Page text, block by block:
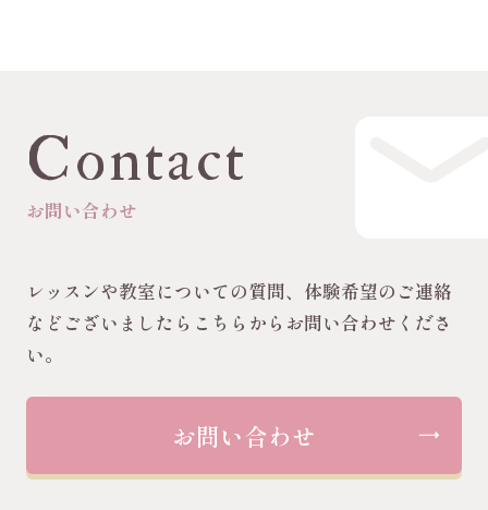
Contact
お問い合わせ
レッスンや教室についての質問、体験希望のご連絡
などございましたらこちらからお問い合わせくださ
い。
お問い合わせ